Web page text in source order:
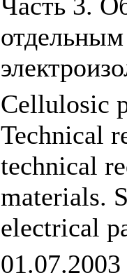
Часть 3.
Cellulosic
Technical
technical
materials.
electrical
01.07.2003